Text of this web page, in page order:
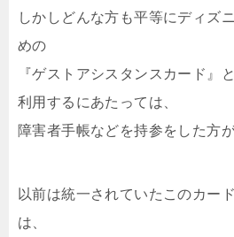
しかしどんな方も平等にディズ
めの
『ゲストアシスタンスカード』
利用するにあたっては、
障害者手帳などを持参をした方
以前は統一されていたこのカー
は、